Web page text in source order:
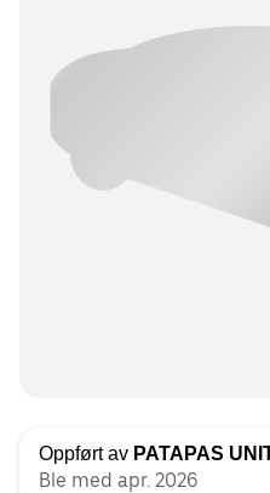
Oppført av PATAPAS
Ble med apr. 2026